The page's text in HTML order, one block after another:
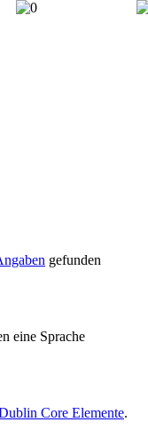
gefunden
eine Sprache
Core Elemente.